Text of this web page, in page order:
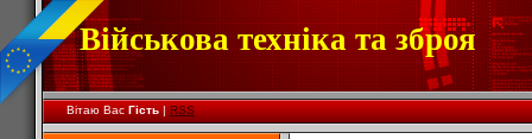
Військова техніка та зброя
Вітаю Вас Гість|RSS